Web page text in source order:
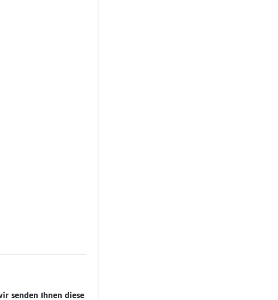
senden Ihnen diese